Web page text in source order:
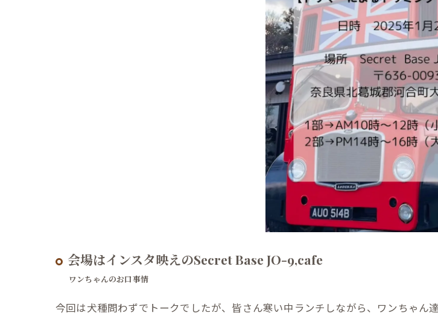
会場はインスタ映えのSecret Base JO-9,cafe
ワンちゃんのお口事情
今回は犬種問わずでトークでしたが、皆さん寒い中ランチしながら、ワンちゃん